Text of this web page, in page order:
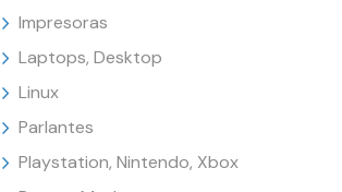
Impresoras
Laptops, Desktop
Linux
Parlantes
Playstation, Nintendo, Xbox